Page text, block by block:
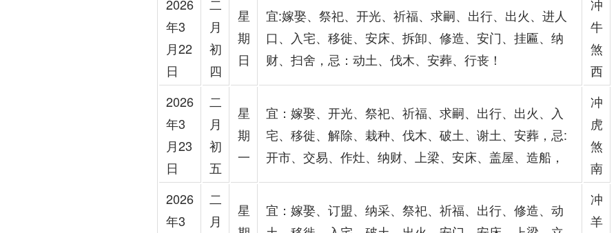
2026
年3
月22
日
二
月
初
四
星
期
日
宜:嫁娶、祭祀、开光、祈福、求嗣、出行、出火、进人
口、入宅、移徙、安床、拆卸、修造、安门、挂匾、纳
财、扫舍，忌：动土、伐木、安葬、行丧！
冲
牛
煞
西
2026
年3
月23
日
二
月
初
五
星
期
一
宜：嫁娶、开光、祭祀、祈福、求嗣、出行、出火、入
宅、移徙、解除、栽种、伐木、破土、谢土、安葬，忌:
开市、交易、作灶、纳财、上梁、安床、盖屋、造船，
冲
虎
煞
南
2026
年3
二
月
星
宜：嫁娶、订盟、纳采、祭祀、祈福、出行、修造、动
冲
羊